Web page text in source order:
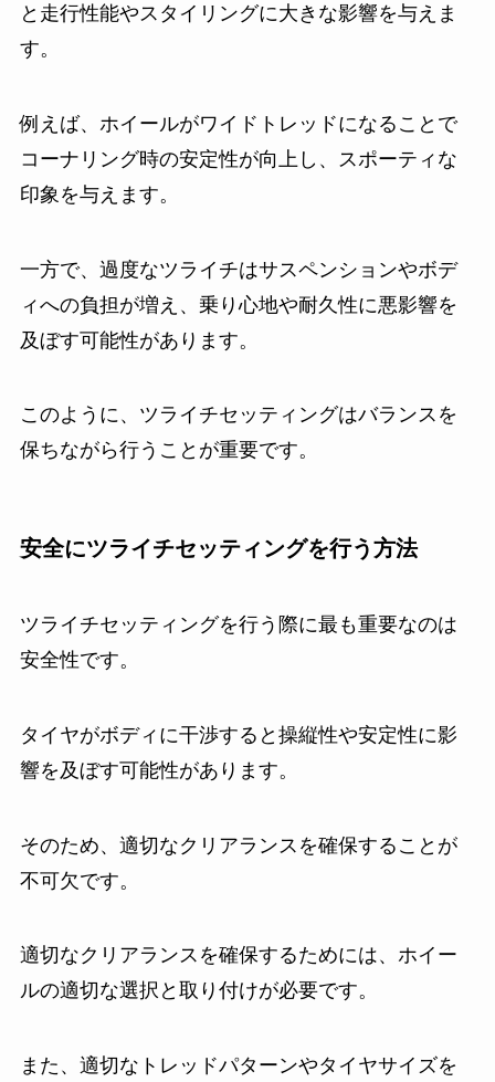
と走行性能やスタイリングに大きな影響を与えま
す。
例えば、ホイールがワイドトレッドになることで
コーナリング時の安定性が向上し、スポーティな
印象を与えます。
一方で、過度なツライチはサスペンションやボデ
ィへの負担が増え、乗り心地や耐久性に悪影響を
及ぼす可能性があります。
このように、ツライチセッティングはバランスを
保ちながら行うことが重要です。
安全にツライチセッティングを行う方法
ツライチセッティングを行う際に最も重要なのは
安全性です。
タイヤがボディに干渉すると操縦性や安定性に影
響を及ぼす可能性があります。
そのため、適切なクリアランスを確保することが
不可欠です。
適切なクリアランスを確保するためには、ホイー
ルの適切な選択と取り付けが必要です。
また、適切なトレッドパターンやタイヤサイズを